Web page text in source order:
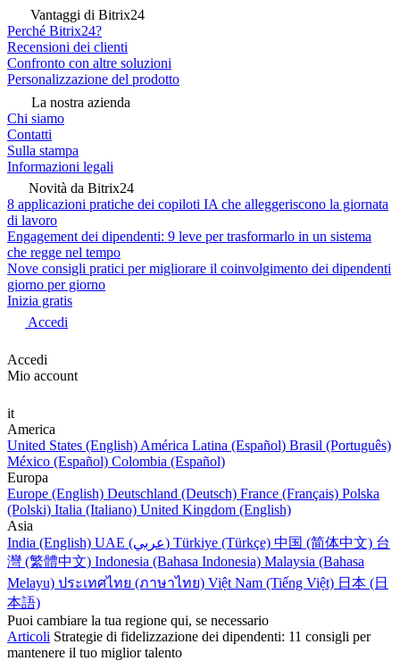
Vantaggi di Bitrix24
Perché Bitrix24?
Recensioni dei clienti
Confronto con altre soluzioni
Personalizzazione del prodotto
La nostra azienda
Chi siamo
Contatti
Sulla stampa
Informazioni legali
Novità da Bitrix24
8 applicazioni pratiche dei copiloti IA che alleggeriscono la giornata
di lavoro
Engagement dei dipendenti: 9 leve per trasformarlo in un sistema
che regge nel tempo
Nove consigli pratici per migliorare il coinvolgimento dei dipendenti
giorno per giorno
Inizia gratis
Accedi
Accedi
Mio account
it
America
United States (English) América Latina (Español) Brasil (Português)
México (Español) Colombia (Español)
Europa
Europe (English) Deutschland (Deutsch) France (Français) Polska
(Polski) Italia (Italiano) United Kingdom (English)
Asia
India (English)
UAE (عربي) Türkiye (Türkçe) 中国 (简体中文) 台
灣 (繁體中文) Indonesia (Bahasa Indonesia) Malaysia (Bahasa
Melayu) ประเทศไทย (ภาษาไทย) Việt Nam (Tiếng Việt) 日本 (日
本語)
Puoi cambiare la tua regione qui, se necessario
Articoli Strategie di fidelizzazione dei dipendenti: 11 consigli per
mantenere il tuo miglior talento